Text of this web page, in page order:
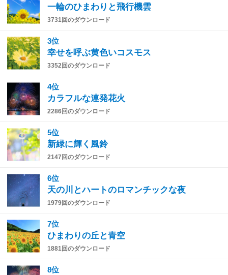
一輪のひまわりと飛行機雲
3731回のダウンロード
3位
幸せを呼ぶ黄色いコスモス
3352回のダウンロード
4位
カラフルな連発花火
2286回のダウンロード
5位
新緑に輝く風鈴
2147回のダウンロード
6位
天の川とハートのロマンチックな夜
1979回のダウンロード
7位
ひまわりの丘と青空
1881回のダウンロード
8位